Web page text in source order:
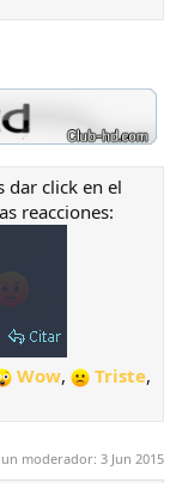
dar click en el
reacciones:
Wow, Triste,
moderador: 3 Jun 2015